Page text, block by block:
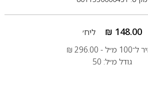
₪ 148.00
ליח׳
מ״ל -
₪ 296.00
גודל מ״ל: 50